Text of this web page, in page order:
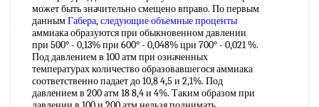
может быть значительно смещено вправо. По первым
даннымГабера,следующиеобъемные проценты
аммиака образуются при обыкновенном давлении
при 500° - 0,13% при 600° - 0,048% цри 700° - 0,021 %.
Под давлением в 100 атм при означенных
температурах количество образовавшегося аммиака
соответственно падает до 10,8 4,5 и 2,1%. Под
давлением в 200 атм 18 8,4 и 4%. Таким образом при